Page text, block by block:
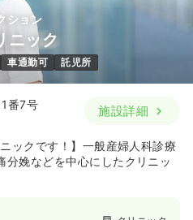
ション
ニック
車通勤可 託児所
番7号 施設詳細
ックです！】一般産婦人科診療
分娩などを中心にしたクリニッ